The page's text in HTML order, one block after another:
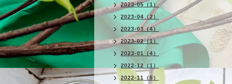
2023-05（1）
2023-04（2）
2023-03（4）
2023-02（1）
2023-01（4）
2022-12（1）
2022-11（5）